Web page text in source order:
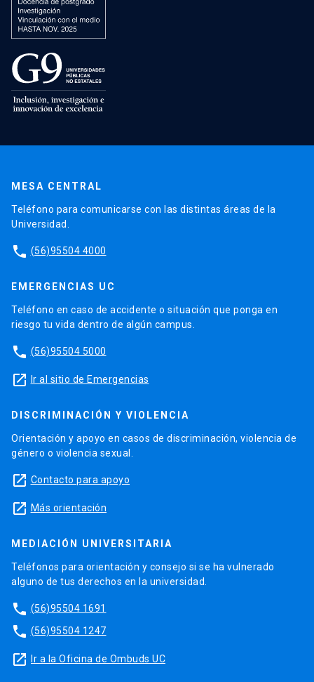
MESA CENTRAL
Teléfono para comunicarse con las distintas áreas de la
Universidad.
phone (56)95504 4000
EMERGENCIAS UC
Teléfono en caso de accidente o situación que ponga en
riesgo tu vida dentro de algún campus.
phone (56)95504 5000
launch Ir al sitio de Emergencias
DISCRIMINACIÓN Y VIOLENCIA
Orientación y apoyo en casos de discriminación, violencia de
género o violencia sexual.
launch Contacto para apoyo
launch Más orientación
MEDIACIÓN UNIVERSITARIA
Teléfonos para orientación y consejo si se ha vulnerado
alguno de tus derechos en la universidad.
phone (56)95504 1691
phone (56)95504 1247
launch Ir a la Oficina de Ombuds UC